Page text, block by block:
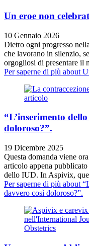
Un eroe non
10 Gennaio 2026
Dietro ogni progresso
che lavorano in silenzio,
orgogliosi di presentare il
Per saperne di più about
“L’inserimento
doloroso?”.
19 Dicembre 2025
Questa domanda viene
articolo appena
dello IUD. In Aspivix,
Per saperne di più about
davvero così doloroso?”.